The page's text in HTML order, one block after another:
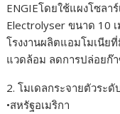
ENGIEโดยใช้แผงโซลา
Electrolyser ขนาด 10
โรงงานผลิตแอมโมเนีย
แวดล้อม ลดการปล่อยก๊า
2. โมเดลกระจายตัวระ
•สหรัฐอเมริกา